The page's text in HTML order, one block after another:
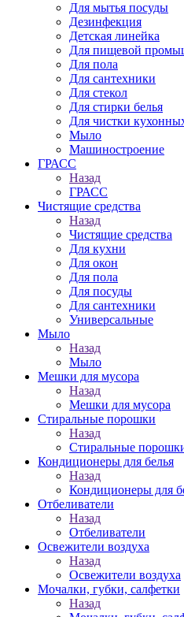
Для мытья посуды
Дезинфекция
Детская линейка
Для пищевой
Для пола
Для сантехники
Для стекол
Для стирки белья
Для чистки
Мыло
Машиностроение
ГРАСС
Назад
ГРАСС
Чистящие средства
Назад
Чистящие средства
Для кухни
Для окон
Для пола
Для посуды
Для сантехники
Универсальные
Мыло
Назад
Мыло
Мешки для мусора
Назад
Мешки для мусора
Стиральные порошки
Назад
Стиральные
Кондиционеры для белья
Назад
Кондиционеры для
Отбеливатели
Назад
Отбеливатели
Освежители воздуха
Назад
Освежители воздуха
Мочалки, губки, салфетки
Назад